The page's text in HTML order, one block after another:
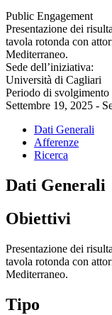
Public Engagement
Presentazione dei
tavola rotonda con
Mediterraneo.
Sede dell’iniziativa:
Università di Cagliari
Periodo di svolgimento
Settembre 19, 2025 -
Dati Generali
Afferenze
Ricerca
Dati Generali
Obiettivi
Presentazione dei
tavola rotonda con
Mediterraneo.
Tipo